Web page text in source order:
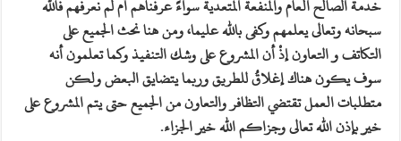
خدمة الصالح العام والمنفعة المتعدية سواءً عرفناهم أم لم نعرفهم فالله
سبحانه وتعالى يعلمهم وكفى بالله عليما، ومن هنا نحث الجميع على
التكاتف و التعاون إذْ أن المشروع على وشك التنفيذ وكما تعلمون أنه
سوف يكون هناك إغلاقُُ للطريق وربما يتضايق البعض ولكن
متطلبات العمل تقتضي التظافر والتعاون من الجميع حتى يتم المشروع على
خير بإذن الله تعالى وجزاكم الله خير الجزاء.